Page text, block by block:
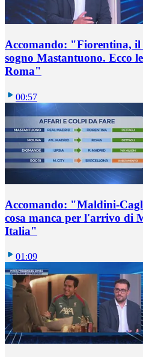
Accomando: "Fiorentina,
sogno Mastantuono. Ecco
Roma"
00:57
Accomando: "Maldini-
cosa manca per l'arrivo di
Italia"
01:09